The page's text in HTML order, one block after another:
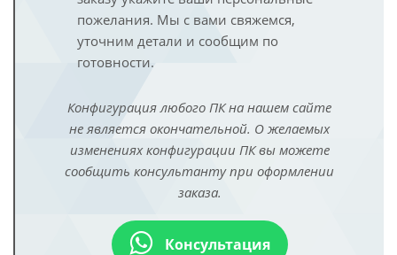
пожелания. Мы с вами свяжемся,
уточним детали и сообщим по
готовности.
Конфигурация любого ПК на нашем сайте
не является окончательной. О желаемых
изменениях конфигурации ПК вы можете
сообщить консультанту при оформлении
заказа.
Консультация